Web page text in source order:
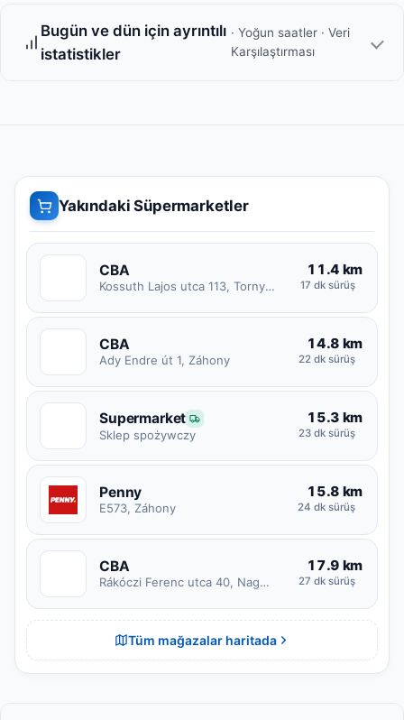
Bugün ve dün için ayrıntılı
istatistikler
· Yoğun saatler · Veri
Karşılaştırması
Yakındaki Süpermarketler
CBA
Kossuth Lajos utca 113, Tornyospálca
11.4 km
17 dk sürüş
CBA
Ady Endre út 1, Záhony
14.8 km
22 dk sürüş
Supermarket
Sklep spożywczy
15.3 km
23 dk sürüş
Penny
E573, Záhony
15.8 km
24 dk sürüş
CBA
Rákóczi Ferenc utca 40, Nagyvarsány
17.9 km
27 dk sürüş
Tüm mağazalar haritada